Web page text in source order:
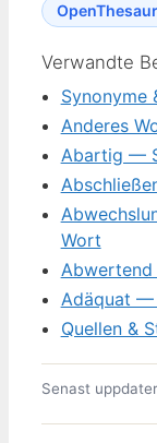
Verwandte
Synonyme
Anderes
Abartig —
Wort
Adäquat —
Quellen &
Senast